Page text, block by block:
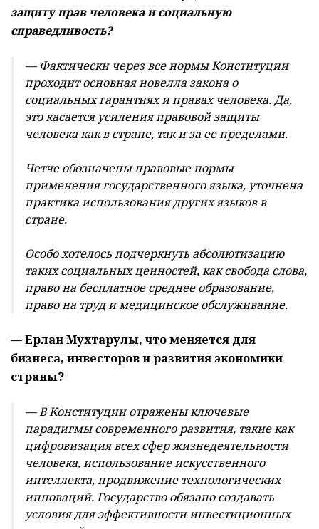
защиту прав человека и социальную
справедливость?
— Фактически через все нормы Конституции
проходит основная новелла закона о
социальных гарантиях и правах человека. Да,
это касается усиления правовой защиты
человека как в стране, так и за ее пределами.
Четче обозначены правовые нормы
применения государственного языка, уточнена
практика использования других языков в
стране.
Особо хотелось подчеркнуть абсолютизацию
таких социальных ценностей, как свобода слова,
право на бесплатное среднее образование,
право на труд и медицинское обслуживание.
— Ерлан Мухтарулы, что меняется для
бизнеса, инвесторов и развития экономики
страны?
— В Конституции отражены ключевые
парадигмы современного развития, такие как
цифровизация всех сфер жизнедеятельности
человека, использование искусственного
интеллекта, продвижение технологических
инноваций. Государство обязано создавать
условия для эффективности инвестиционных